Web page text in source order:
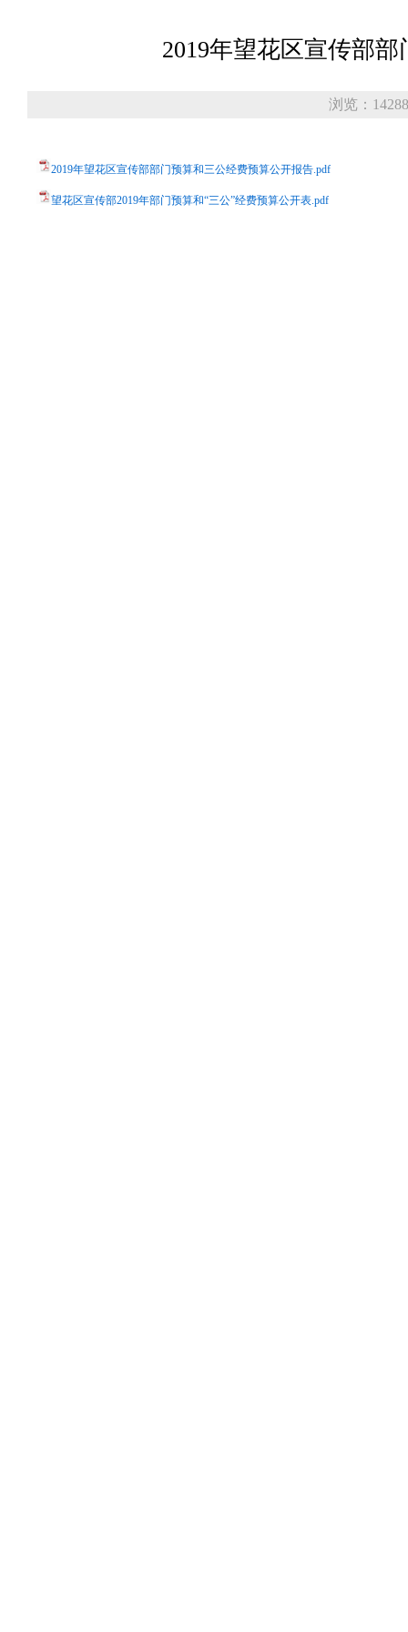
2019年望花区宣传部
浏览：
2019年望花区宣传部部门预算和三公经费预算公开报告.pdf
望花区宣传部2019年部门预算和“三公”经费预算公开表.pdf